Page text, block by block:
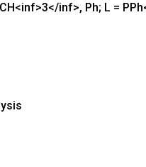
inf>, Ph; L =